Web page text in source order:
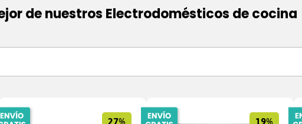
de nuestros Electrodomésticos de cocina
27% 19%